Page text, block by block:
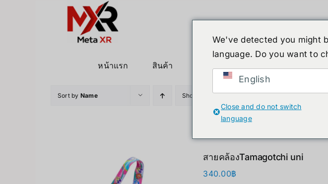
หน้าแรก
สินค้า
Sort by Name Show 36 Products
สายคล้องTamagotchi uni
340.00฿
We've detected you might
language. Do you want to
English
Close and do not switch
language